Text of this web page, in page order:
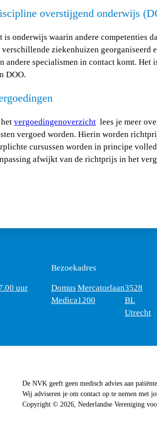
overstijgend onderwijs
is onderwijs waarin andere competenties
verschillende ziekenhuizen georganiseerd
andere specialismen in contact komt. Het
DOO.
vergoedingenoverzicht lees je meer
vergoed worden. Hierin worden
cursussen worden in principe
afwijkt van de richtprijs in het
uur
Bezoekadres
Domus
Medica
Mercatorlaan
1200
3528
BL
Utrecht
De NVK geeft geen medisch advies aan
Wij adviseren je om contact op te nemen met
Copyright © 2026, Nederlandse Vereniging